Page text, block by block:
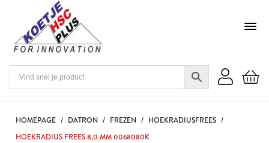
HOMEPAGE / DATRON / FREZEN / HOEKRADIUSFREES /
HOEKRADIUS FREES 8,0 MM 0068080K